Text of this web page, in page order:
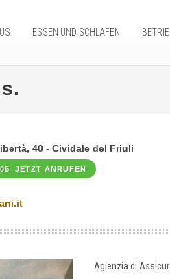
ESSEN UND SCHLAFEN
40 - Cividale del Friuli
JETZT ANRUFEN
Agienzia di